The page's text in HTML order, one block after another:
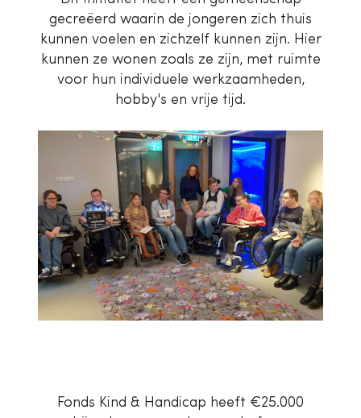
gecreëerd waarin de jongeren zich thuis
kunnen voelen en zichzelf kunnen zijn. Hier
kunnen ze wonen zoals ze zijn, met ruimte
voor hun individuele werkzaamheden,
hobby's en vrije tijd.
Fonds Kind & Handicap heeft €25.000